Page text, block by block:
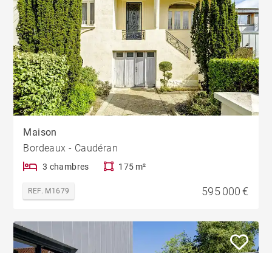
Maison
Bordeaux - Caudéran
3 chambres 175 m²
REF. M1679 595 000 €